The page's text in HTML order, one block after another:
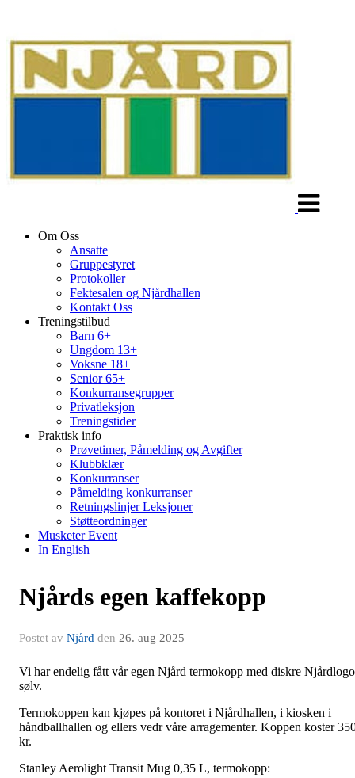
Om Oss
Ansatte
Gruppestyret
Protokoller
Fektesalen og Njårdhallen
Kontakt Oss
Treningstilbud
Barn 6+
Ungdom 13+
Voksne 18+
Senior 65+
Konkurransegrupper
Privatleksjon
Treningstider
Praktisk info
Prøvetimer, Påmelding og Avgifter
Klubbklær
Konkurranser
Påmelding konkurranser
Retningslinjer Leksjoner
Støtteordninger
Musketer Event
In English
Njårds egen kaffekopp
Postet av Njård den 26. aug 2025
Vi har endelig fått vår egen Njård termokopp med diskre
sølv.
Termokoppen kan kjøpes på kontoret i Njårdhallen, i kiosken i
håndballhallen og ellers vedr våre arragementer. Koppen koster
kr.
Stanley Aerolight Transit Mug 0,35 L, termokopp: